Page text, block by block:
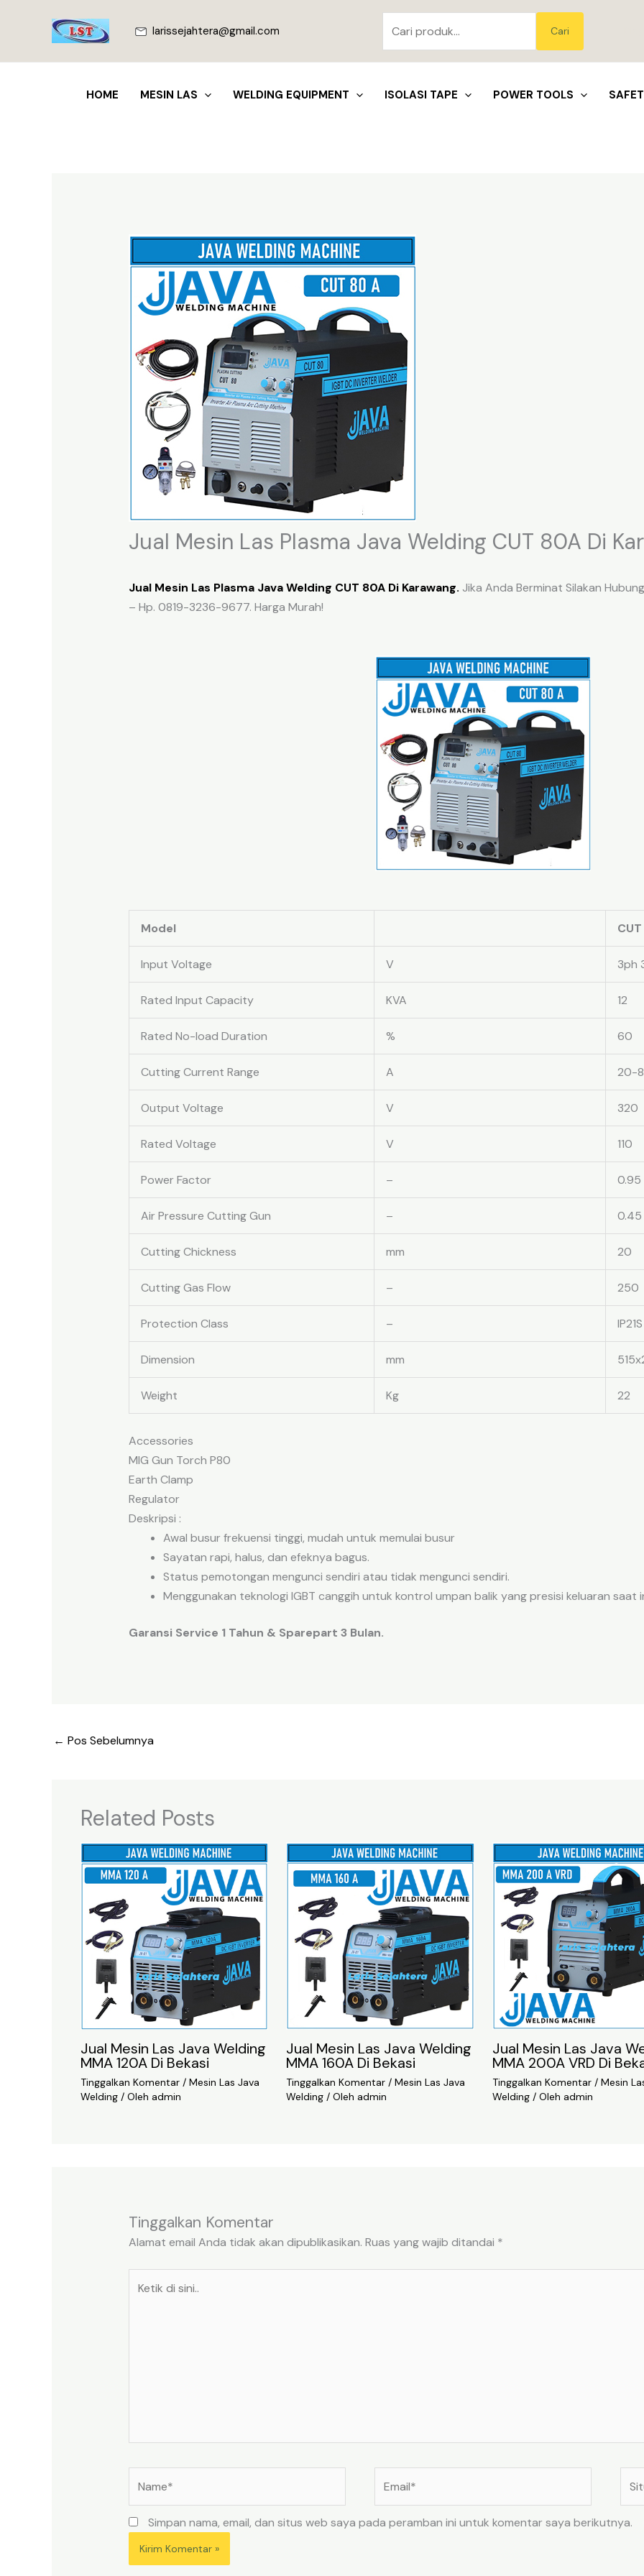
larissejahtera@gmail.com
untuk:
Cari
HOME MESIN LAS WELDING EQUIPMENT ISOLASI TAPE POWER TOOLS
Jual Mesin Las Plasma Java Welding CUT 80A Di
Jual Mesin Las Plasma Java Welding CUT 80A Di Karawang. Jika Anda Berminat Silakan
– Hp. 0819-3236-9677. Harga Murah!
Model
Input Voltage V 3ph
Rated Input Capacity KVA 12
Rated No-load Duration % 60
Cutting Current Range A 20-
Output Voltage V 320
Rated Voltage V 110
Power Factor – 0.95
Air Pressure Cutting Gun – 0.45
Cutting Chickness mm 20
Cutting Gas Flow – 250
Protection Class – IP21S
Dimension mm
Weight Kg 22
Accessories
MIG Gun Torch P80
Earth Clamp
Regulator
Deskripsi :
Awal busur frekuensi tinggi, mudah untuk memulai busur
Sayatan rapi, halus, dan efeknya bagus.
Status pemotongan mengunci sendiri atau tidak mengunci sendiri.
Menggunakan teknologi IGBT canggih untuk kontrol umpan balik yang presisi keluaran saat
Garansi Service 1 Tahun & Sparepart 3 Bulan.
← Pos Sebelumnya
Related Posts
Jual Mesin Las Java Welding
MMA 120A Di Bekasi
Tinggalkan Komentar / Mesin Las Java
Welding / Oleh admin
Jual Mesin Las Java Welding
MMA 160A Di Bekasi
Tinggalkan Komentar /Mesin Las Java
Welding / Olehadmin
Jual Mesin Las Java
MMA 200A VRD Di
Tinggalkan Komentar / Mesin
Welding/ Oleh admin
Tinggalkan Komentar
Alamat email Anda tidak akan dipublikasikan. Ruas yang wajib ditandai *
Simpan nama, email, dan situs web saya pada peramban ini untuk komentar saya berikutnya.